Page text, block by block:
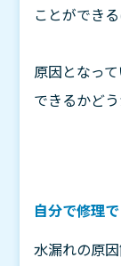
ことができる
原因となっ
できるかど
自分で修理
水漏れの原